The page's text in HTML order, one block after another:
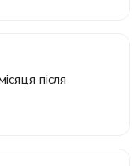
після